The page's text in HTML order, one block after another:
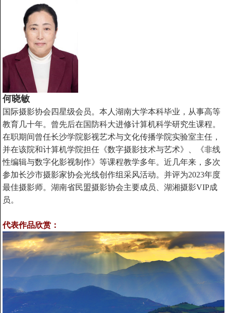
何晓敏
国际摄影协会四星级会员。 本人湖南大学本科毕业，从事高等
教育几十年。曾先后在国防科大进修计算机科学研究生课程。
在职期间曾任长沙学院影视艺术与文化传播学院实验室主任，
并在该院和计算机学院担任《数字摄影技术与艺术》、《非线
性编辑与数字化影视制作》等课程教学多年。近几年来，多次
参加长沙市摄影家协会光线创作组采风活动。并评为2023年度
最佳摄影师。湖南省民盟摄影协会主要成员、湖湘摄影VIP成
员。
代表作品欣赏：